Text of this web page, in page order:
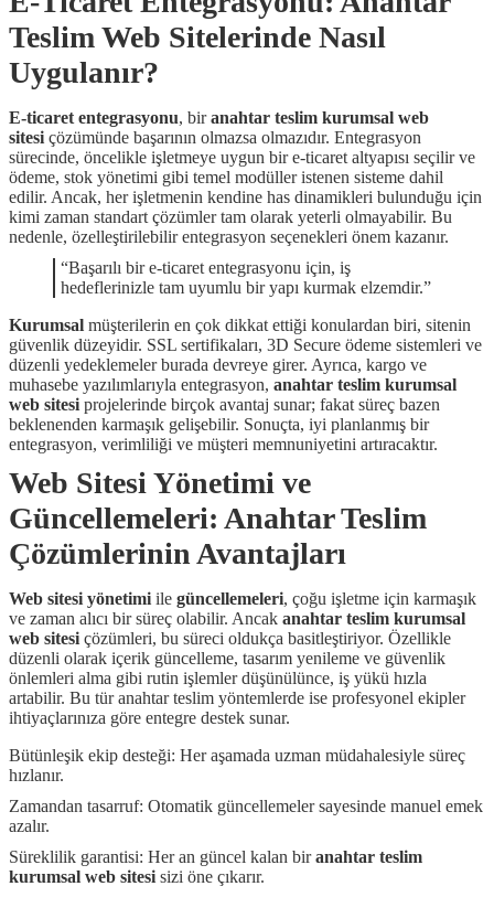
Teslim Web Sitelerinde Nasıl
Uygulanır?
E-ticaret entegrasyonu, biranahtar teslim kurumsal web
sitesi çözümünde başarının olmazsa olmazıdır. Entegrasyon
sürecinde, öncelikle işletmeye uygun bir e-ticaret altyapısı seçilir ve
ödeme, stok yönetimi gibi temel modüller istenen sisteme dahil
edilir. Ancak, her işletmenin kendine has dinamikleri bulunduğu için
kimi zaman standart çözümler tam olarak yeterli olmayabilir. Bu
nedenle, özelleştirilebilir entegrasyon seçenekleri önem kazanır.
“Başarılı bir e-ticaret entegrasyonu için, iş
hedeflerinizle tam uyumlu bir yapı kurmak elzemdir.”
Kurumsal müşterilerin en çok dikkat ettiği konulardan biri, sitenin
güvenlik düzeyidir. SSL sertifikaları, 3D Secure ödeme sistemleri ve
düzenli yedeklemeler burada devreye girer. Ayrıca, kargo ve
muhasebe yazılımlarıyla entegrasyon, anahtar teslim kurumsal
web sitesi projelerinde birçok avantaj sunar; fakat süreç bazen
beklenenden karmaşık gelişebilir. Sonuçta, iyi planlanmış bir
entegrasyon, verimliliği ve müşteri memnuniyetini artıracaktır.
Web Sitesi Yönetimi ve
Güncellemeleri: Anahtar Teslim
Çözümlerinin Avantajları
Web sitesi yönetimi ile güncellemeleri, çoğu işletme için karmaşık
ve zaman alıcı bir süreç olabilir. Ancak anahtar teslim kurumsal
web sitesi çözümleri, bu süreci oldukça basitleştiriyor. Özellikle
düzenli olarak içerik güncelleme, tasarım yenileme ve güvenlik
önlemleri alma gibi rutin işlemler düşünülünce, iş yükü hızla
artabilir. Bu tür anahtar teslim yöntemlerde ise profesyonel ekipler
ihtiyaçlarınıza göre entegre destek sunar.
Bütünleşik ekip desteği: Her aşamada uzman müdahalesiyle süreç
hızlanır.
Zamandan tasarruf: Otomatik güncellemeler sayesinde manuel emek
azalır.
Süreklilik garantisi: Her an güncel kalan biranahtar teslim
kurumsal web sitesi sizi öne çıkarır.